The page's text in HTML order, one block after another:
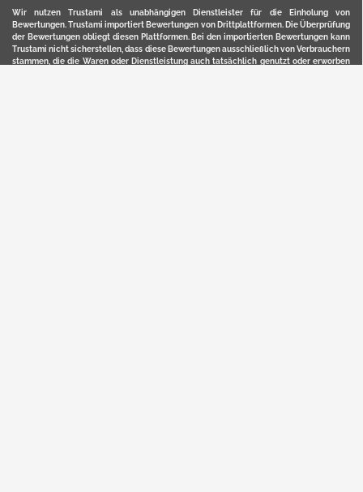
Wir nutzen Trustami als unabhängigen Dienstleister für die Einholung von
Bewertungen. Trustami importiert Bewertungen von Drittplattformen. Die Überprüfung
der Bewertungen obliegt diesen Plattformen. Bei den importierten Bewertungen kann
Trustami nicht sicherstellen, dass diese Bewertungen ausschließlich von Verbrauchern
stammen, die die Waren oder Dienstleistung auch tatsächlich genutzt oder erworben